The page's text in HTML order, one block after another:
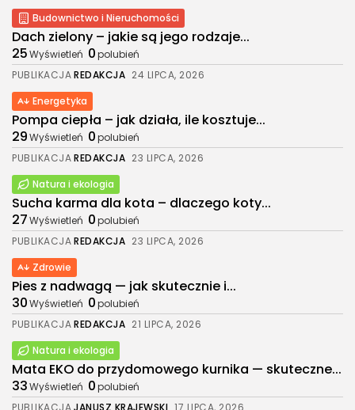
Budownictwo i Nieruchomości
Dach zielony – jakie są jego rodzaje...
25Wyświetleń 0polubień
PUBLIKACJAREDAKCJA 24 LIPCA, 2026
Energetyka
Pompa ciepła – jak działa, ile kosztuje...
29Wyświetleń 0polubień
PUBLIKACJAREDAKCJA 23 LIPCA, 2026
Natura i ekologia
Sucha karma dla kota – dlaczego koty...
27Wyświetleń 0polubień
PUBLIKACJAREDAKCJA 23 LIPCA, 2026
Zdrowie
Pies z nadwagą — jak skutecznie i...
30Wyświetleń 0polubień
PUBLIKACJAREDAKCJA 21 LIPCA, 2026
Natura i ekologia
Mata EKO do przydomowego kurnika — skuteczne...
33Wyświetleń 0polubień